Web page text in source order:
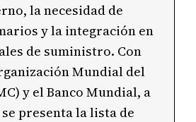
la necesidad de
y la integración en
de suministro. Con
Mundial del
y el Banco Mundial, a
presenta la lista de